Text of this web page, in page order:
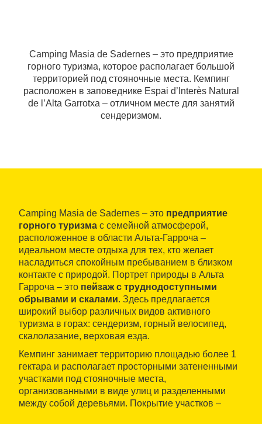
Camping Masia de Sadernes – это предприятие
горного туризма, которое располагает большой
территорией под стояночные места. Кемпинг
расположен в заповеднике Espai d’Interès Natural
de l’Alta Garrotxa – отличном месте для занятий
сендеризмом.
Camping Masia de Sadernes – это предприятие
горного туризма с семейной атмосферой,
расположенное в области Альта-Гарроча –
идеальном месте отдыха для тех, кто желает
насладиться спокойным пребыванием в близком
контакте с природой. Портрет природы в Альта
Гарроча – это пейзаж с труднодоступными
обрывами и скалами. Здесь предлагается
широкий выбор различных видов активного
туризма в горах: сендеризм, горный велосипед,
скалолазание, верховая езда.
Кемпинг занимает территорию площадью более 1
гектара и располагает просторными затененными
участками под стояночные места,
организованными в виде улиц и разделенными
между собой деревьями. Покрытие участков –